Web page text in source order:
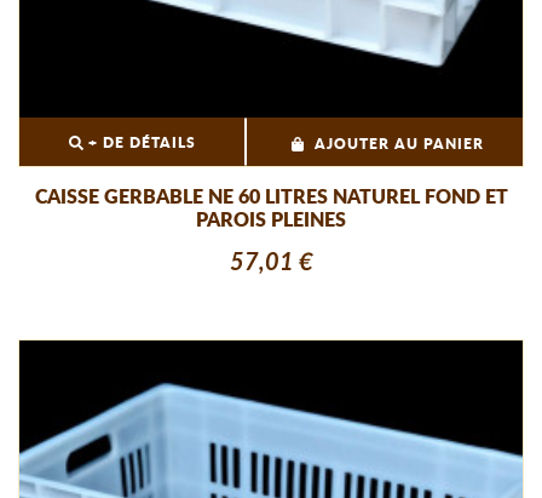
+ DE DÉTAILS AJOUTER AU PANIER
CAISSE GERBABLE NE 60 LITRES NATUREL FOND ET
PAROIS PLEINES
57,01 €